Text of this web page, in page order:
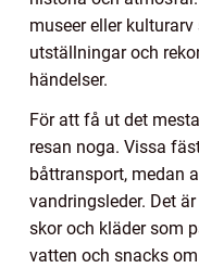
museer eller
utställningar och
händelser.
För att få ut det
resan noga. Vissa
båttransport, medan
vandringsleder. Det
skor och kläder som
vatten och snacks